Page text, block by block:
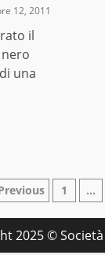
12, 2011
il
una
1 …
2025 ©